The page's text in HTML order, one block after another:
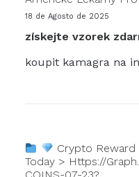
18 de Agosto de 2025
získejte vzorek
koupit kamagra na
Crypto Reward
Today > Https://